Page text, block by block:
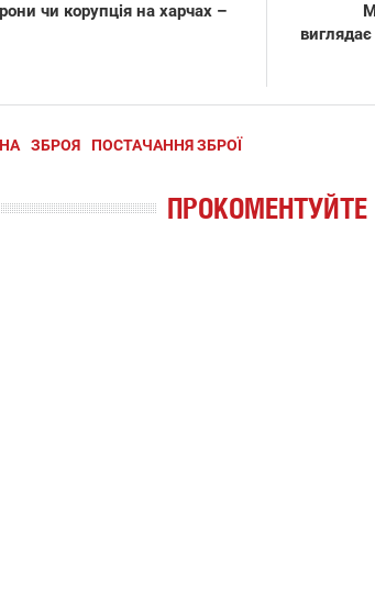
чи корупція на харчах –
ЗБРОЯ ПОСТАЧАННЯ ЗБРОЇ
ПРОКОМЕНТУЙТЕ